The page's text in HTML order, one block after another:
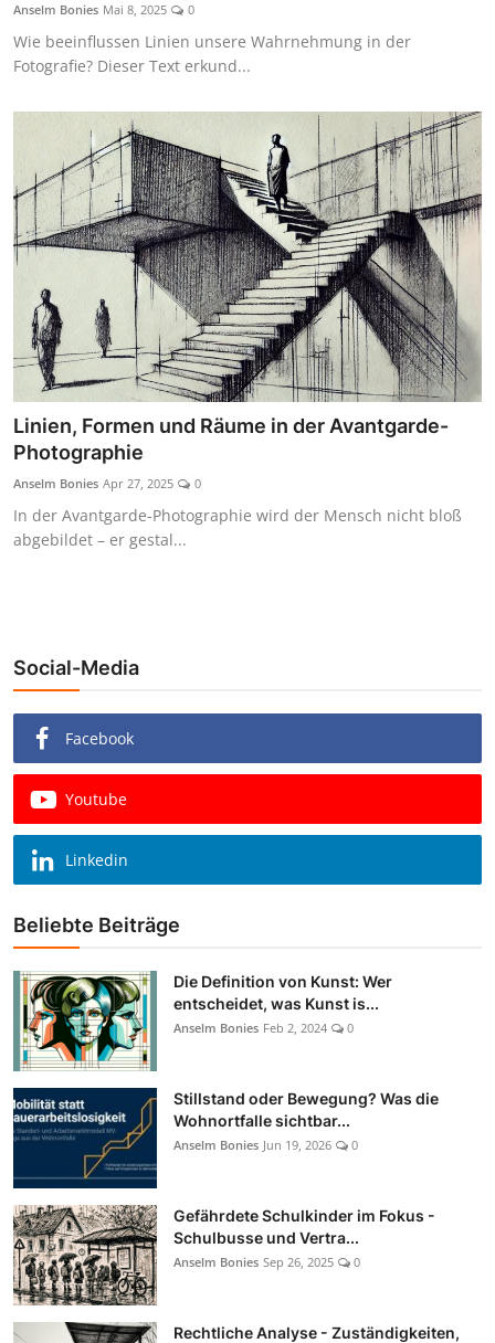
Anselm Bonies Mai 8, 2025 0
Wie beeinflussen Linien unsere Wahrnehmung in der
Fotografie? Dieser Text erkund...
Linien, Formen und Räume in der Avantgarde-
Photographie
Anselm Bonies Apr 27, 2025 0
In der Avantgarde-Photographie wird der Mensch nicht bloß
abgebildet – er gestal...
Social-Media
Facebook
Youtube
Linkedin
Beliebte Beiträge
Die Definition von Kunst: Wer
entscheidet, was Kunst is...
Anselm Bonies Feb 2, 2024 0
Stillstand oder Bewegung? Was die
Wohnortfalle sichtbar...
Anselm Bonies Jun 19, 2026 0
Gefährdete Schulkinder im Fokus -
Schulbusse und Vertra...
Anselm Bonies Sep 26, 2025 0
Rechtliche Analyse - Zuständigkeiten,